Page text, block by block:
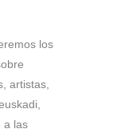
los
artistas,
a las